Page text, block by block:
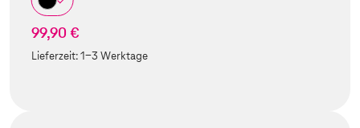
99,90 €
Lieferzeit:1-3 Werktage